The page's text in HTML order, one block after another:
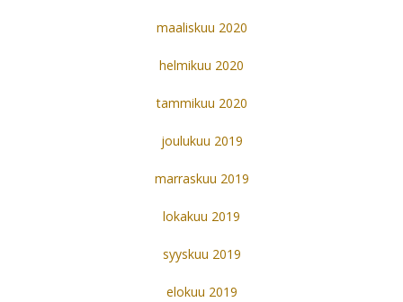
maaliskuu 2020
helmikuu 2020
tammikuu 2020
joulukuu 2019
marraskuu 2019
lokakuu 2019
syyskuu 2019
elokuu 2019